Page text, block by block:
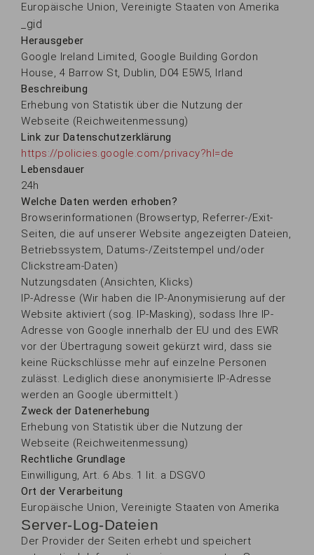
Europäische Union, Vereinigte Staaten von Amerika
_gid
Herausgeber
Google Ireland Limited, Google Building Gordon
House, 4 Barrow St, Dublin, D04 E5W5, Irland
Beschreibung
Erhebung von Statistik über die Nutzung der
Webseite (Reichweitenmessung)
Link zur Datenschutzerklärung
https://policies.google.com/privacy?hl=de
Lebensdauer
24h
Welche Daten werden erhoben?
Browserinformationen (Browsertyp, Referrer-/Exit-
Seiten, die auf unserer Website angezeigten Dateien,
Betriebssystem, Datums-/Zeitstempel und/oder
Clickstream-Daten)
Nutzungsdaten (Ansichten, Klicks)
IP-Adresse (Wir haben die IP-Anonymisierung auf der
Website aktiviert (sog. IP-Masking), sodass Ihre IP-
Adresse von Google innerhalb der EU und des EWR
vor der Übertragung soweit gekürzt wird, dass sie
keine Rückschlüsse mehr auf einzelne Personen
zulässt. Lediglich diese anonymisierte IP-Adresse
werden an Google übermittelt.)
Zweck der Datenerhebung
Erhebung von Statistik über die Nutzung der
Webseite (Reichweitenmessung)
Rechtliche Grundlage
Einwilligung, Art. 6 Abs. 1 lit. a DSGVO
Ort der Verarbeitung
Europäische Union, Vereinigte Staaten von Amerika
Server-Log-Dateien
Der Provider der Seiten erhebt und speichert